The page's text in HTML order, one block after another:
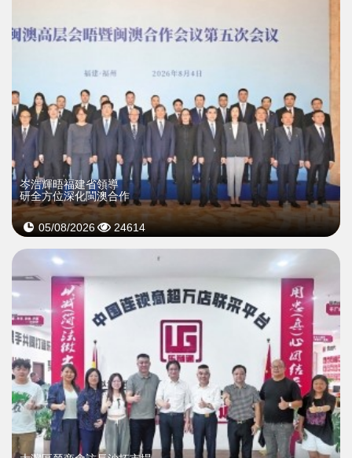
岑浩輝晤福建省領導
研全方位深化閩澳合作
05/08/2026 24614